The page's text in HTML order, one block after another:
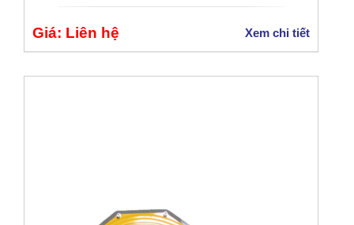
Giá: Liên hệ Xem chi tiết